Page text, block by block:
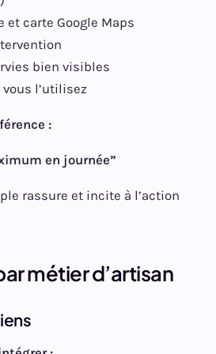
et carte Google Maps
bien visibles
l’utilisez
:
en journée”
rassure et incite à l’action
métier d’artisan